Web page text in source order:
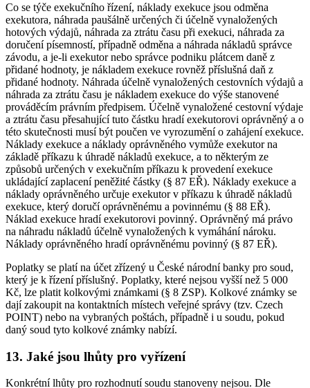
Co se týče exekučního řízení, náklady exekuce jsou odměna
exekutora, náhrada paušálně určených či účelně vynaložených
hotových výdajů, náhrada za ztrátu času při exekuci, náhrada za
doručení písemností, případně odměna a náhrada nákladů správce
závodu, a je-li exekutor nebo správce podniku plátcem daně z
přidané hodnoty, je nákladem exekuce rovněž příslušná daň z
přidané hodnoty. Náhrada účelně vynaložených cestovních výdajů a
náhrada za ztrátu času je nákladem exekuce do výše stanovené
prováděcím právním předpisem. Účelně vynaložené cestovní výdaje
a ztrátu času přesahující tuto částku hradí exekutorovi oprávněný a o
této skutečnosti musí být poučen ve vyrozumění o zahájení exekuce.
Náklady exekuce a náklady oprávněného vymůže exekutor na
základě příkazu k úhradě nákladů exekuce, a to některým ze
způsobů určených v exekučním příkazu k provedení exekuce
ukládající zaplacení peněžité částky (§ 87 EŘ). Náklady exekuce a
náklady oprávněného určuje exekutor v příkazu k úhradě nákladů
exekuce, který doručí oprávněnému a povinnému (§ 88 EŘ).
Náklad exekuce hradí exekutorovi povinný. Oprávněný má právo
na náhradu nákladů účelně vynaložených k vymáhání nároku.
Náklady oprávněného hradí oprávněnému povinný (§ 87 EŘ).
Poplatky se platí na účet zřízený u České národní banky pro soud,
který je k řízení příslušný. Poplatky, které nejsou vyšší než 5 000
Kč, lze platit kolkovými známkami (§ 8 ZSP). Kolkové známky se
dají zakoupit na kontaktních místech veřejné správy (tzv. Czech
POINT) nebo na vybraných poštách, případně i u soudu, pokud
daný soud tyto kolkové známky nabízí.
13. Jaké jsou lhůty pro vyřízení
Konkrétní lhůty pro rozhodnutí soudu stanoveny nejsou. Dle